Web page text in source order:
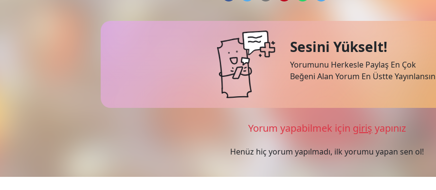
Sesini Yükselt!
Yorumunu Herkesle Paylaş En Çok
Beğeni Alan Yorum En Üstte
Yorum yapabilmek için giriş yapınız
Henüz hiç yorum yapılmadı, ilk yorumu yapan sen ol!